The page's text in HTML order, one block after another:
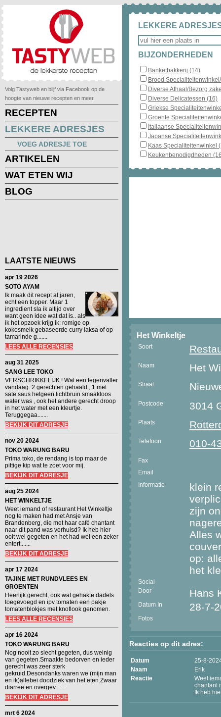
Volg Tastyweb en blijf via Facebook op de
hoogte van nieuwe recepten en meer.
RECEPTEN
LEKKERE ADRESJES
VOEG ADRESJE TOE
ARTIKELEN
WAT ETEN WIJ
BLOG
LAATSTE NIEUWS
apr 19 2026
SOTO AYAM
Ik maak dit recept al jaren,
echt een topper. Maar 1
ingredient sla ik altijd over
want geen idee wat dat is.. als
ik het opzoek krijg ik: romige op
kokosmelk gebaseerde curry laksa of op
tamarinde g.......
LEES ALLE RECENSIES
aug 31 2025
SANG LEE TOKO
VERSCHRIKKELIJK ! Wat een tegenvaller
vandaag. 2 gerechten gehaald , 1 met
sate saus hetgeen lichtbruin smaakloos
water was , ook het andere gerecht droop
in het water met een kleurtje.
Teruggegaa.......
BEKIJK DIT ADRESJE
nov 20 2024
TOKO WARUNG BARU
Prima toko, de rendang is top maar de
pittige kip wat te zoet voor mij.
BEKIJK DIT ADRESJE
aug 25 2024
HET WINKELTJE
Weet iemand of restaurant Het Winkeltje
nog te maken had met Ansje van
Brandenberg, die met haar café chantant
naar dit pand was verhuisd? Ik heb hier
ooit wel gegeten en het had wel een zeker
entert.......
BEKIJK DIT ADRESJE
apr 17 2024
TAJINE MET RUNDVLEES EN
GROENTEN
Heerlijk gerecht, ook wat gehakte dadels
toegevoegd en ipv tomaten een pakje
tomatenblokjes met knoflook genomen.
LEES ALLE RECENSIES
apr 16 2024
TOKO WARUNG BARU
Nog nooit zo slecht gegeten, dus weinig
van gegeten.Smaakte bedorven en ieder
gerecht was zeer sterk
gekruid.Desondanks waren we (mijn man
en ik)allebei doodziek van het eten.Zwaar
diarree en overgev.......
BEKIJK DIT ADRESJE
mrt 6 2024
LEKKERE
BIJZONDERHEDEN
Banketbakkerij (14)
Brood
Diverse Afhaal/Bezorg
Diverse Delicatessen (16)
Griekse
Groente
Italiaanse
Japanse
Kaas Specialiteitenwinkel
Keukenbenodigdheden
Het Winkeltje
Soort
Naam Het
Straat
Postcode 3014
Plaats
Telefoon 010-
Fax
Email
Informatie
klein
zijn
Alles
op:
het
Social
Door
Hans
Datum In 28-7-
Fotos
Reacties op dit adres:
Datum
25-8-
Naam
Erik
Reactie
Weet
chantant
Ik heb